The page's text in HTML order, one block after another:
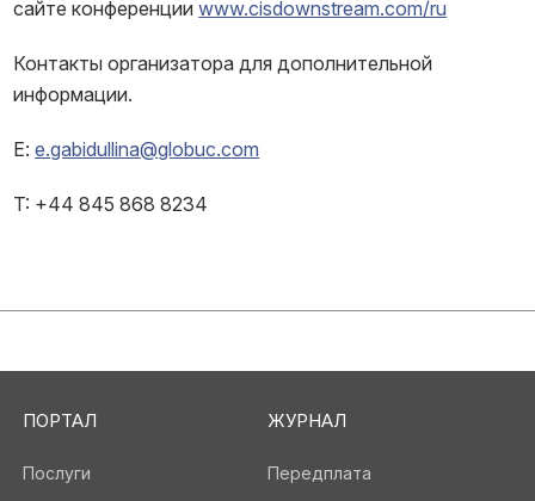
сайте конференцииwww.cisdownstream.com/ru
Контакты организатора для дополнительной
информации.
E:e.gabidullina@globuc.com
T: +44 845 868 8234
ПОРТАЛ
Послуги
ЖУРНАЛ
Передплата